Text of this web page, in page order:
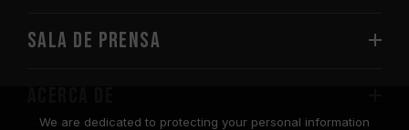
Sala de prensa
We are dedicated to protecting your personal information